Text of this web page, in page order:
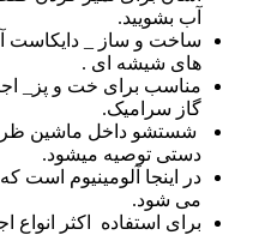
آب بشویید.
ساخت و ساز _ دایکاست
های شیشه ای .
مناسب برای خت و پز_
گاز سرامیک.
شستشو داخل ماشین
دستی توصیه میشود.
در اینجا آلومینیوم
می شود.
برای استفاده اکثر